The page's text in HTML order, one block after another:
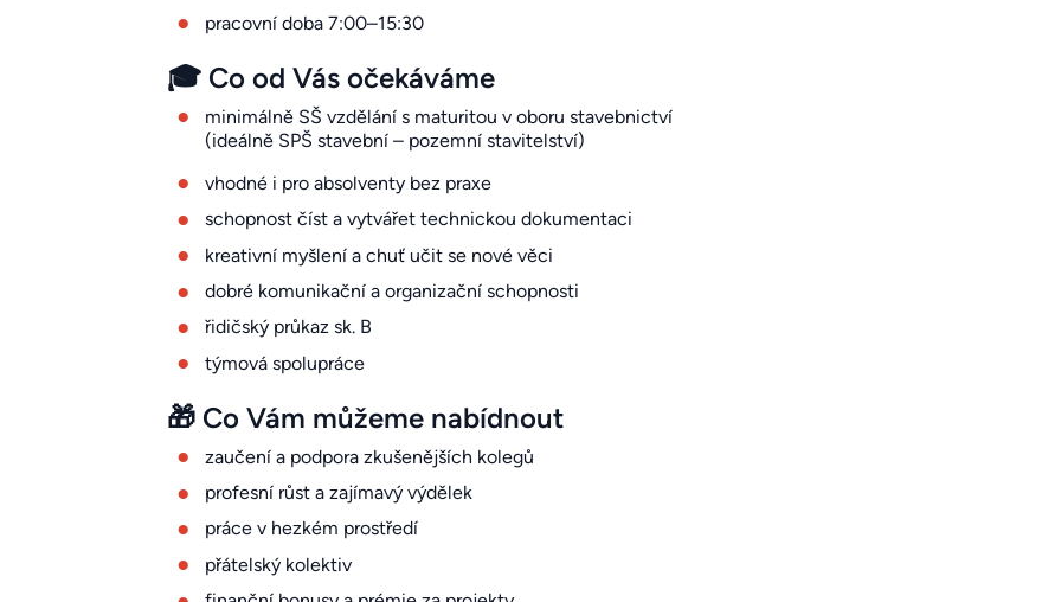
pracovní doba 7:00–15:30
🎓 Co od Vás očekáváme
minimálně SŠ vzdělání s maturitou v oboru stavebnictví
(ideálně SPŠ stavební – pozemní stavitelství)
vhodné i pro absolventy bez praxe
schopnost číst a vytvářet technickou dokumentaci
kreativní myšlení a chuť učit se nové věci
dobré komunikační a organizační schopnosti
řidičský průkaz sk. B
týmová spolupráce
🎁 Co Vám můžeme nabídnout
zaučení a podpora zkušenějších kolegů
profesní růst a zajímavý výdělek
práce v hezkém prostředí
přátelský kolektiv